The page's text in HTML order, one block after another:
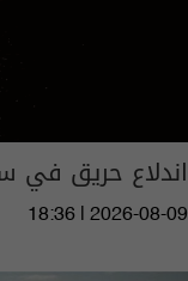
اندلاع حريق
18:36 | 2026-08-09